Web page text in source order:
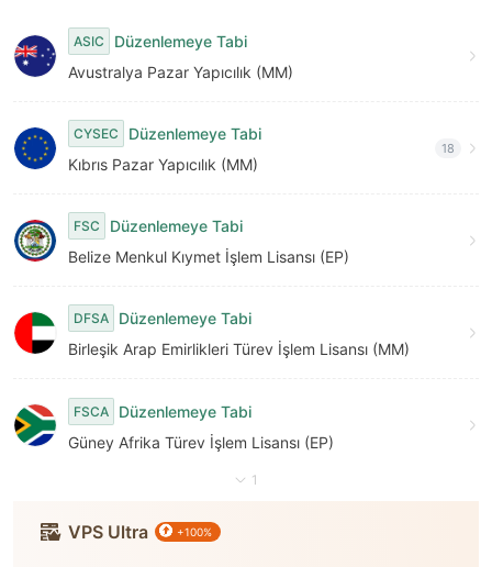
ASIC
Düzenlemeye Tabi
Avustralya Pazar Yapıcılık (MM)
CYSEC
Düzenlemeye Tabi
Kıbrıs Pazar Yapıcılık (MM)
18
FSC
Düzenlemeye Tabi
Belize Menkul Kıymet İşlem Lisansı (EP)
DFSA
Düzenlemeye Tabi
Birleşik Arap Emirlikleri Türev İşlem Lisansı (MM)
FSCA
Düzenlemeye Tabi
Güney Afrika Türev İşlem Lisansı (EP)
1
VPS Ultra +100%